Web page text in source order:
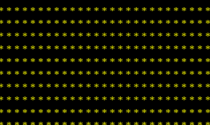
* * * * * * * * * * * * * * * * * * * * * * * * *
* * * * * * * * * * * * * * * * * * * * * * * * *
* * * * * * * * * * * * * * * * * * * * * * * * *
* * * * * * * * * * * * * * * * * * * * * * * * *
* * * * * * * * * * * * * * * * * * * * * * * * *
* * * * * * * * * * * * * * * * * * * * * * * * *
* * * * * * * * * * * * * * * * * * * * * * * * *
* * * * * * * * * * * * * * * * * * * * * * * * *
* * * * * * * * * * * * * * * * * * * * * * * * *